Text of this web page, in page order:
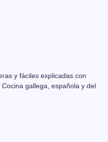
y fáciles explicadas con
gallega, española y del